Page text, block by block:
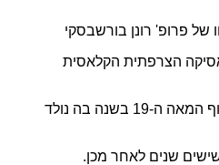
של פרופ' רונן בורשבסקי
הצרפתית הקלאסית
הרקוויאם של פורה שנכתב בסוף המאה ה-19 בשנה בה נולד
שנים לאחר מכן.